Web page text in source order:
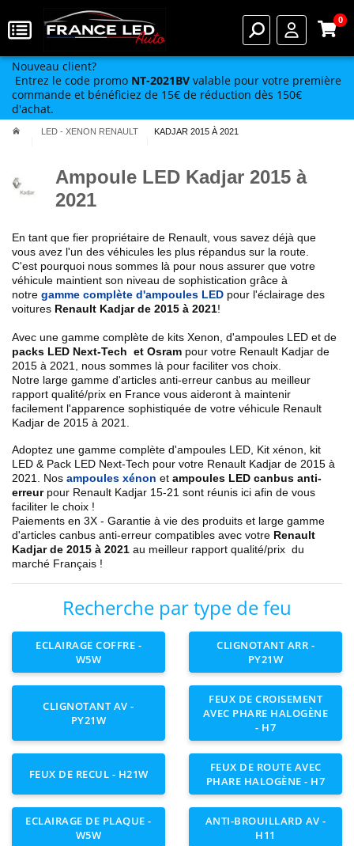
0
Nouveau client?
Entrez le code promo NT-2021BV valable pour votre première
commande et bénéficiez de 15€ de réduction dès 150€
d'achat.
LED - XENON RENAULT KADJAR 2015 À 2021
Ampoule LED Kadjar 2015 à
2021
En tant que fier propriétaire de Renault, vous savez déjà que
vous avez l'un des véhicules les plus répandus sur la route.
C'est pourquoi nous sommes là pour nous assurer que votre
véhicule maintient son niveau de sophistication grâce à
notre gamme complète d'ampoules LED pour l'éclairage des
voitures Renault Kadjar de 2015 à 2021!
Avec une gamme complète de kits Xenon, d'ampoules LED et de
packs LED Next-Tech et Osram pour votre Renault Kadjar de
2015 à 2021
, nous sommes là pour faciliter vos choix.
Notre large gamme d'articles anti-erreur canbus au meilleur
rapport qualité/prix en France vous aideront à maintenir
facilement l'apparence sophistiquée de votre véhicule Renault
Kadjar de 2015 à 2021
Adoptez une gamme complète d'ampoules LED, Kit xénon, kit
LED & Pack LED Next-Tech pour votre Renault Kadjar de 2015 à
2021
. Nos ampoules xénon et ampoules LED canbus anti-
erreurpour Renault Kadjar 15-21 sont réunis ici afin de vous
faciliter le choix !
Paiements en 3X - Garantie à vie des produits et large gamme
d'articles canbus anti-erreur compatibles avec votre Renault
Kadjar de 2015 à 2021 au meilleur rapport qualité/prix du
marché Français !
Recherche par type de feu
ECLAIRAGE COFFRE -
W5W
CLIGNOTANT ARR -
PY21W
CLIGNOTANT AV -
PY21W
FEUX DE CROISEMENT
AVEC PHARE HALOGÈNE
- H7
FEUX DE RECUL - H21W
FEUX DE ROUTE AVEC
PHARE HALOGÈNE - H7
ECLAIRAGE DE PLAQUE -
W5W
ANTI-BROUILLARD AV -
H11